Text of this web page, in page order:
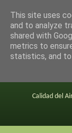
en bici
Este blog
Calidad del
This site uses
and to analyze
shared with
metrics to
statistics, and